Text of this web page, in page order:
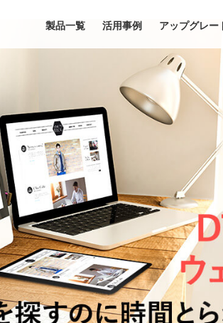
製品一覧 活用事例 アップグレー